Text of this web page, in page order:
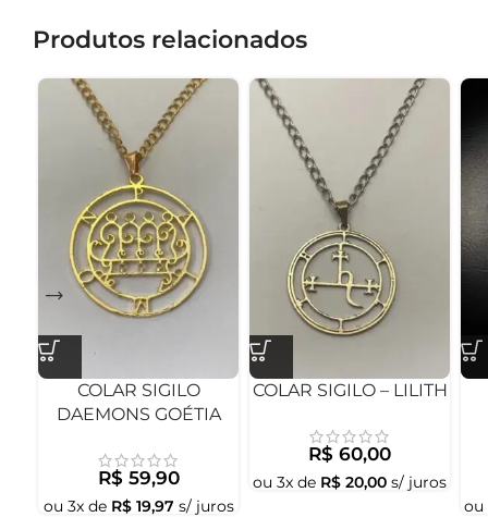
Produtos relacionados
COLAR SIGILO
DAEMONS GOÉTIA
R$ 59,90
ou 3x de R$19,97 s/ juros
COLAR SIGILO – LILITH
R$ 60,00
ou 3x de R$ 20,00 s/ juros
ou